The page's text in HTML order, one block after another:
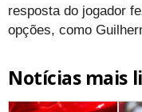
resposta do jogador
opções, como
Notícias mais